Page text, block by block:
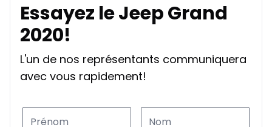
Essayez le Jeep Grand
2020!
L'un de nos représentants communiquera
avec vous rapidement!